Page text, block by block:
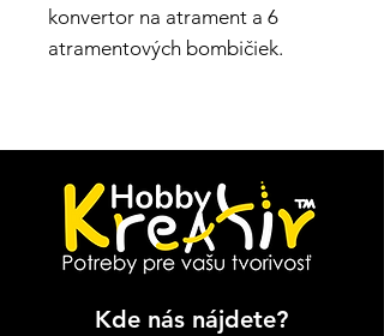
konvertor na atrament a 6
atramentových bombičiek.
Kde nás nájdete?